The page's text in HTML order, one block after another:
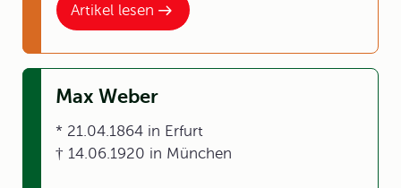
Artikel lesen
Max Weber
* 21.04.1864 in Erfurt
† 14.06.1920 in München